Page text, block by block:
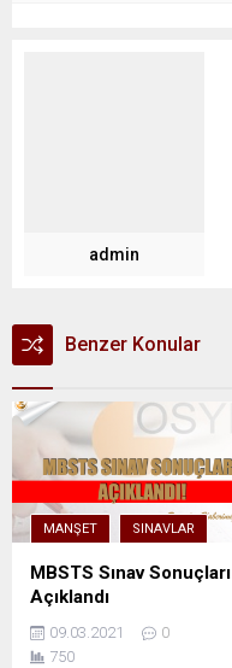
admin
Benzer Konular
MANŞET SINAVLAR
MBSTS Sınav Sonuçları
Açıklandı
09.03.2021
0
750